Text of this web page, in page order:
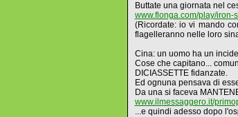
Buttate una giornata nel
www.flonga.com/play/iron-
(Ricordate: io vi mando
flagelleranno nelle loro
Cina: un uomo ha un
Cose che capitano...
DICIASSETTE fidanzate.
Ed ognuna pensava di
Da una si faceva
www.ilmessaggero.it/
...e quindi adesso dopo